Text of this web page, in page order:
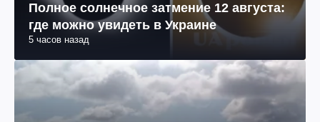
Полное солнечное затмение 12 августа:
где можно увидеть в Украине
5 часов назад